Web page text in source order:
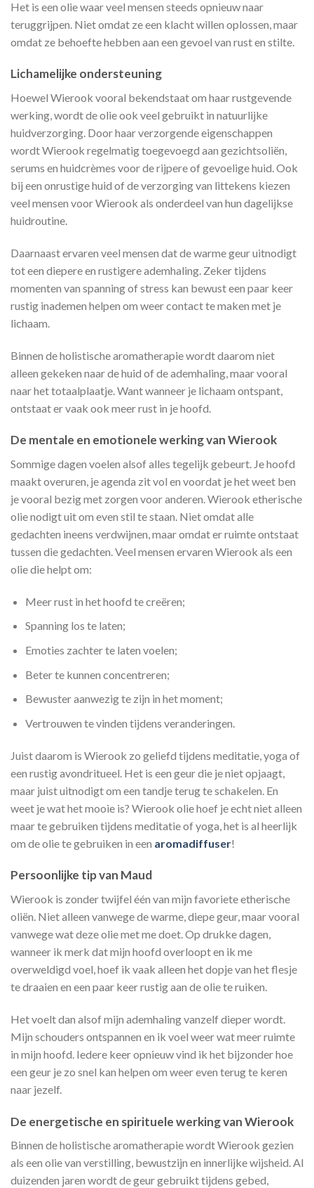
Het is een olie waar veel mensen steeds opnieuw naar
teruggrijpen. Niet omdat ze een klacht willen oplossen, maar
omdat ze behoefte hebben aan een gevoel van rust en stilte.
Lichamelijke ondersteuning
Hoewel Wierook vooral bekendstaat om haar rustgevende
werking, wordt de olie ook veel gebruikt in natuurlijke
huidverzorging. Door haar verzorgende eigenschappen
wordt Wierook regelmatig toegevoegd aan gezichtsoliën,
serums en huidcrèmes voor de rijpere of gevoelige huid. Ook
bij een onrustige huid of de verzorging van littekens kiezen
veel mensen voor Wierook als onderdeel van hun dagelijkse
huidroutine.
Daarnaast ervaren veel mensen dat de warme geur uitnodigt
tot een diepere en rustigere ademhaling. Zeker tijdens
momenten van spanning of stress kan bewust een paar keer
rustig inademen helpen om weer contact te maken met je
lichaam.
Binnen de holistische aromatherapie wordt daarom niet
alleen gekeken naar de huid of de ademhaling, maar vooral
naar het totaalplaatje. Want wanneer je lichaam ontspant,
ontstaat er vaak ook meer rust in je hoofd.
De mentale en emotionele werking van Wierook
Sommige dagen voelen alsof alles tegelijk gebeurt. Je hoofd
maakt overuren, je agenda zit vol en voordat je het weet ben
je vooral bezig met zorgen voor anderen. Wierook etherische
olie nodigt uit om even stil te staan. Niet omdat alle
gedachten ineens verdwijnen, maar omdat er ruimte ontstaat
tussen die gedachten. Veel mensen ervaren Wierook als een
olie die helpt om:
Meer rust in het hoofd te creëren;
Spanning los te laten;
Emoties zachter te laten voelen;
Beter te kunnen concentreren;
Bewuster aanwezig te zijn in het moment;
Vertrouwen te vinden tijdens veranderingen.
Juist daarom is Wierook zo geliefd tijdens meditatie, yoga of
een rustig avondritueel. Het is een geur die je niet opjaagt,
maar juist uitnodigt om een tandje terug te schakelen. En
weet je wat het mooie is? Wierook olie hoef je echt niet alleen
maar te gebruiken tijdens meditatie of yoga, het is al heerlijk
om de olie te gebruiken in een aromadiffuser!
Persoonlijke tip van Maud
Wierook is zonder twijfel één van mijn favoriete etherische
oliën. Niet alleen vanwege de warme, diepe geur, maar vooral
vanwege wat deze olie met me doet. Op drukke dagen,
wanneer ik merk dat mijn hoofd overloopt en ik me
overweldigd voel, hoef ik vaak alleen het dopje van het flesje
te draaien en een paar keer rustig aan de olie te ruiken.
Het voelt dan alsof mijn ademhaling vanzelf dieper wordt.
Mijn schouders ontspannen en ik voel weer wat meer ruimte
in mijn hoofd. Iedere keer opnieuw vind ik het bijzonder hoe
een geur je zo snel kan helpen om weer even terug te keren
naar jezelf.
De energetische en spirituele werking van Wierook
Binnen de holistische aromatherapie wordt Wierook gezien
als een olie van verstilling, bewustzijn en innerlijke wijsheid. Al
duizenden jaren wordt de geur gebruikt tijdens gebed,